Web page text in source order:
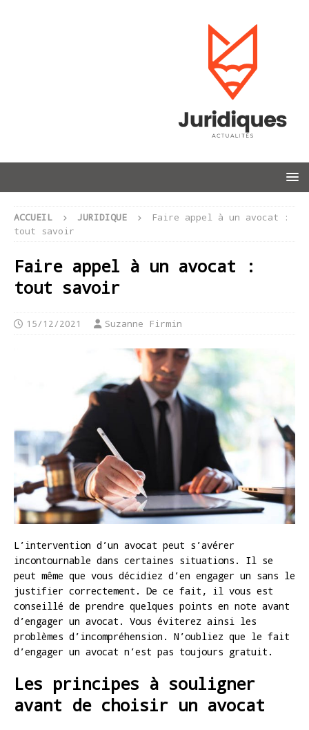
ACCUEIL JURIDIQUE
Faire appel à un avocat :
tout savoir
Faire appel à un avocat :
tout savoir
15/12/2021 Suzanne Firmin
L’intervention d’un avocat peut s’avérer
incontournable dans certaines situations. Il se
peut même que vous décidiez d’en engager un sans le
justifier correctement. De ce fait, il vous est
conseillé de prendre quelques points en note avant
d’engager un avocat. Vous éviterez ainsi les
problèmes d’incompréhension. N’oubliez que le fait
d’engager un avocat n’est pas toujours gratuit.
Les principes à souligner
avant de choisir un avocat